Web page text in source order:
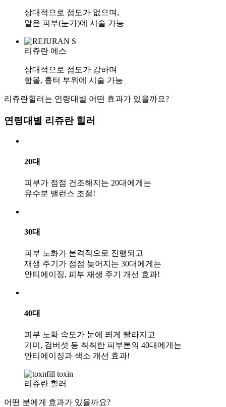
상대적으로 점도가 없으며,
얕은 피부(눈가)에 시술 가능
리쥬란 에스
상대적으로 점도가 강하며
함몰, 흉터 부위 에 시술 가능
리쥬란힐러는 연령대별 어떤 효과가 있을까요?
연령대별 리쥬란 힐러
20대
피부가 점점 건조해지는 20대에게는
유수분 밸런스 조절!
30대
피부 노화가 본격적으로 진행되고
재생 주기가 점점 늦어지는 30대에게는
안티에이징, 피부 재생 주기 개선 효과!
40대
피부 노화 속도가 눈에 띄게 빨라지고
기미, 검버섯 등 칙칙한 피부톤의 40대에게는
안티에이징과 색소 개선 효과!
리쥬란 힐러
어떤 분에게 효과가 있을까요?